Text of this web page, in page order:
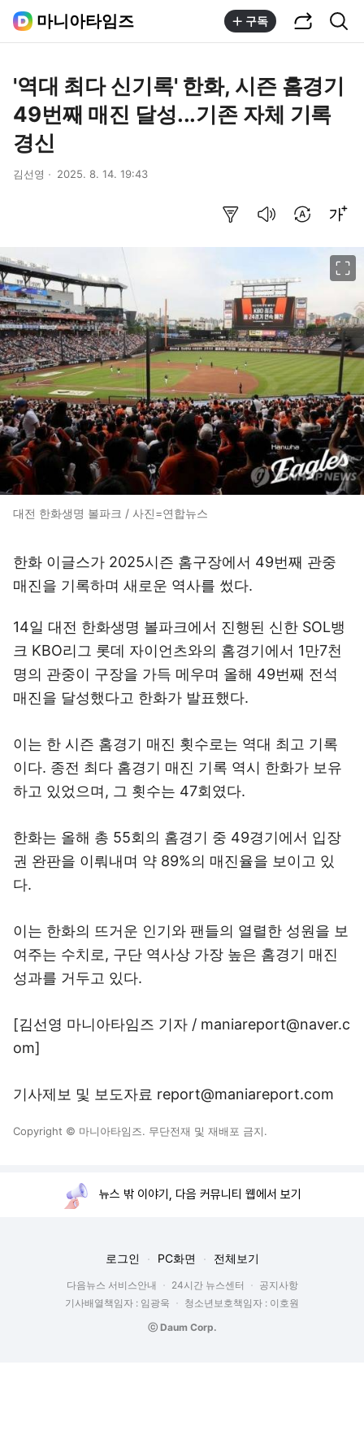
마니아타임즈 구독
'역대 최다 신기록' 한화, 시즌 홈경기
49번째 매진 달성...기존 자체 기록
경신
김선영 2025. 8. 14. 19:43
대전 한화생명 볼파크 / 사진=연합뉴스
한화 이글스가 2025시즌 홈구장에서 49번째 관중
매진을 기록하며 새로운 역사를 썼다.
14일 대전 한화생명 볼파크에서 진행된 신한 SOL뱅
크 KBO리그 롯데 자이언츠와의 홈경기에서 1만7천
명의 관중이 구장을 가득 메우며 올해 49번째 전석
매진을 달성했다고 한화가 발표했다.
이는 한 시즌 홈경기 매진 횟수로는 역대 최고 기록
이다. 종전 최다 홈경기 매진 기록 역시 한화가 보유
하고 있었으며, 그 횟수는 47회였다.
한화는 올해 총 55회의 홈경기 중 49경기에서 입장
권 완판을 이뤄내며 약 89%의 매진율을 보이고 있
다.
이는 한화의 뜨거운 인기와 팬들의 열렬한 성원을 보
여주는 수치로, 구단 역사상 가장 높은 홈경기 매진
성과를 거두고 있다.
[김선영 마니아타임즈 기자 / maniareport@naver.c
om]
기사제보 및 보도자료 report@maniareport.com
Copyright © 마니아타임즈. 무단전재 및 재배포 금지.
뉴스 밖 이야기, 다음 커뮤니티 웹에서 보기
로그인 PC화면 전체보기
다음뉴스 서비스안내 24시간 뉴스센터
공지사항
기사배열책임자 : 임광욱
청소년보호책임자 : 이호원
ⓒ Daum Corp.